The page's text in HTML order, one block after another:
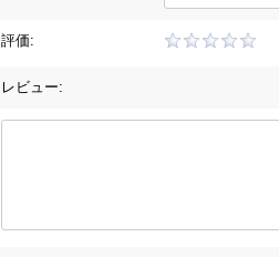
評価:
レビュー: